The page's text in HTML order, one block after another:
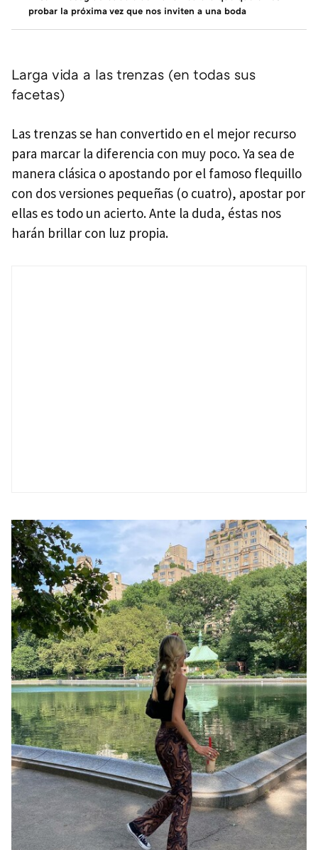
probar la próxima vez que nos inviten a una boda
Larga vida a las trenzas (en todas sus
facetas)
Las trenzas se han convertido en el mejor recurso
para marcar la diferencia con muy poco. Ya sea de
manera clásica o apostando por el famoso flequillo
con dos versiones pequeñas (o cuatro), apostar por
ellas es todo un acierto. Ante la duda, éstas nos
harán brillar con luz propia.